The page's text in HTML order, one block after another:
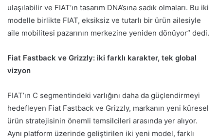
ulaşılabilir ve FIAT’ın tasarım DNA’sına sadık olmaları. Bu iki
modelle birlikte FIAT, eksiksiz ve tutarlı bir ürün ailesiyle
aile mobilitesi pazarının merkezine yeniden dönüyor” dedi.
Fiat Fastback ve Grizzly: iki farklı karakter, tek global
vizyon
FIAT’ın C segmentindeki varlığını daha da güçlendirmeyi
hedefleyen Fiat Fastback ve Grizzly, markanın yeni küresel
ürün stratejisinin önemli temsilcileri arasında yer alıyor.
Aynı platform üzerinde geliştirilen iki yeni model, farklı